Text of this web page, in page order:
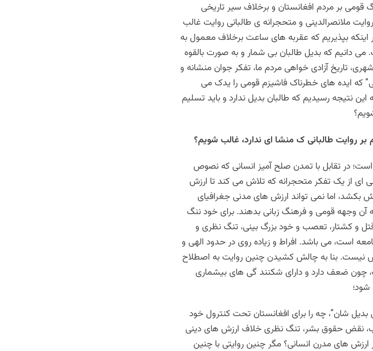
قومی بر مردم افغانستان و برخلاف سیر تاریخی
ملانصرالدینی و متحجرانه ی طالبانی روایت غالب
بپذیریم که عقربه های ساعت برخلاف معمول به
که بدیل طالبان بی شمار و به صورت بالقوه
تاریخ آزادی خواهی مردم ما، تفکر جوان منشانه و
که ایده های خطرناک فاشیزم قومی را یدک می
نتیجه رسیدیم که طالبان بدیل ندارد و باید تسلیم
بر روایت طالبانی ک منشا ای ندارد، غالب شویم؟
در تقابل با تمدن صلح آمیز انسانی که نصوص
ای از یک تفکر متحجرانه که تلاش می کند تا ارزش
بکشد، اما نمی تواند ارزش های مدنی جغرافیای
آن وجهه قومی و فرهنگ زبانی بدهند. برای خود ننگ
و کشتار، تعصب و خود بزرگ بینی، تنگ نظری و
است، می باشد. افراط و زیاده روی در حدود الهی و
بنا به چالش کشیدن چنین روایت به اصطلاح
چون ضعف دارد و دارای شکنند گی های بیشماری
شود؛
بدیل شان”، چه را برای افغانستان تحت کنترول خود
نقض حقوق بشر، تنگ نظری خلاف ارزش های دینی
ارزش های مدرن انسانی؟ مگر چنین روایتی با چنین